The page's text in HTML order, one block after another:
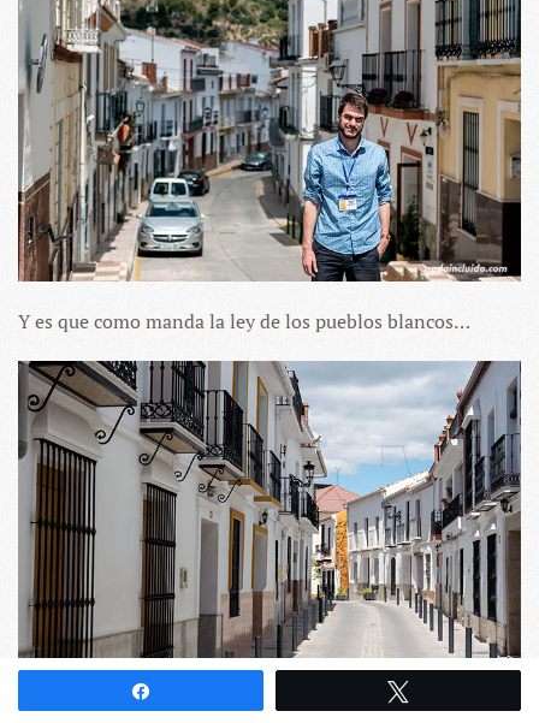
Y es que como manda la ley de los pueblos blancos…